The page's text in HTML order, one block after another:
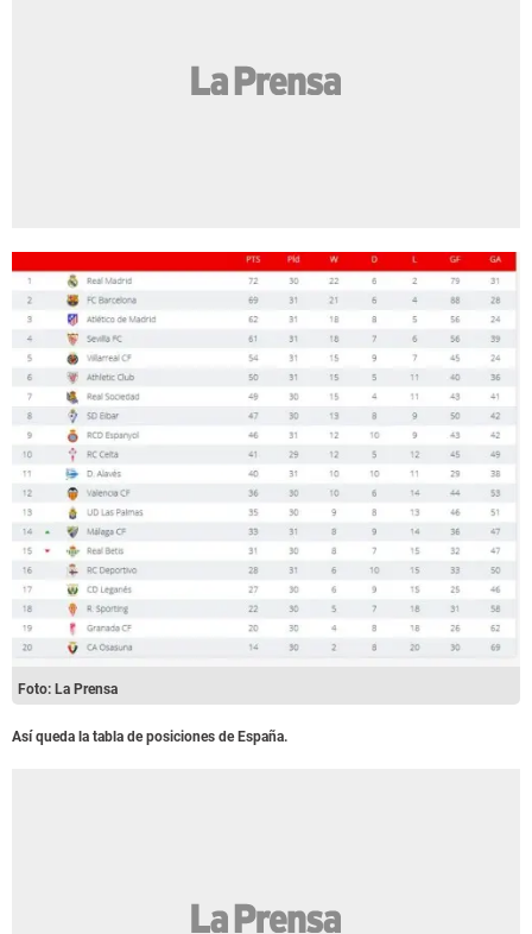
Foto: La Prensa
Así queda la tabla de posiciones de España.